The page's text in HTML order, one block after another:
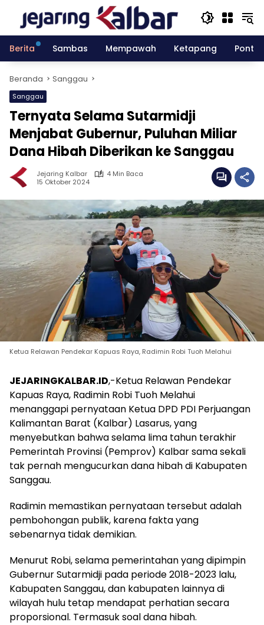
konten
Berita
Sambas Mempawah Ketapang
Beranda Sanggau
Sanggau
Ternyata Selama Sutarmidji
Menjabat Gubernur, Puluhan Miliar
Dana Hibah Diberikan ke Sanggau
Jejaring Kalbar
4 Min Baca
15 Oktober 2024
Ketua Relawan Pendekar Kapuas Raya, Radimin Robi Tuoh Melahui
JEJARINGKALBAR.ID,-Ketua Relawan Pendekar
Kapuas Raya, Radimin Robi Tuoh Melahui
menanggapi pernyataan Ketua DPD PDI Perjuangan
Kalimantan Barat (Kalbar) Lasarus, yang
menyebutkan bahwa selama lima tahun terakhir
Pemerintah Provinsi (Pemprov) Kalbar sama sekali
tak pernah mengucurkan dana hibah di Kabupaten
Sanggau.
Radimin memastikan pernyataan tersebut adalah
pembohongan publik, karena fakta yang
sebenarnya tidak demikian.
Menurut Robi, selama pemerintahan yang dipimpin
Gubernur Sutarmidji pada periode 2018-2023 lalu,
Kabupaten Sanggau, dan kabupaten lainnya di
wilayah hulu tetap mendapat perhatian secara
proporsional. Termasuk soal dana hibah.